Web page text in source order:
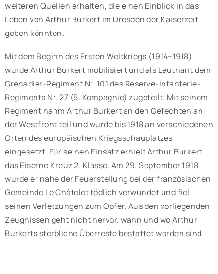
weiteren Quellen erhalten, die einen Einblick in das
Leben von Arthur Burkert im Dresden der Kaiserzeit
geben könnten.
Mit dem Beginn des Ersten Weltkriegs (1914–1918)
wurde Arthur Burkert mobilisiert und als Leutnant dem
Grenadier-Regiment Nr. 101 des Reserve-Infanterie-
Regiments Nr. 27 (5. Kompagnie) zugeteilt. Mit seinem
Regiment nahm Arthur Burkert an den Gefechten an
der Westfront teil und wurde bis 1918 an verschiedenen
Orten des europäischen Kriegsschauplatzes
eingesetzt. Für seinen Einsatz erhielt Arthur Burkert
das Eiserne Kreuz 2. Klasse. Am 29. September 1918
wurde er nahe der Feuerstellung bei der französischen
Gemeinde Le Châtelet tödlich verwundet und fiel
seinen Verletzungen zum Opfer. Aus den vorliegenden
Zeugnissen geht nicht hervor, wann und wo Arthur
Burkerts sterbliche Überreste bestattet worden sind.
——